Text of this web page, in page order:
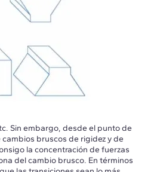
Sin embargo, desde el punto de
bruscos de rigidez y de
la concentración de fuerzas
del cambio brusco. En términos